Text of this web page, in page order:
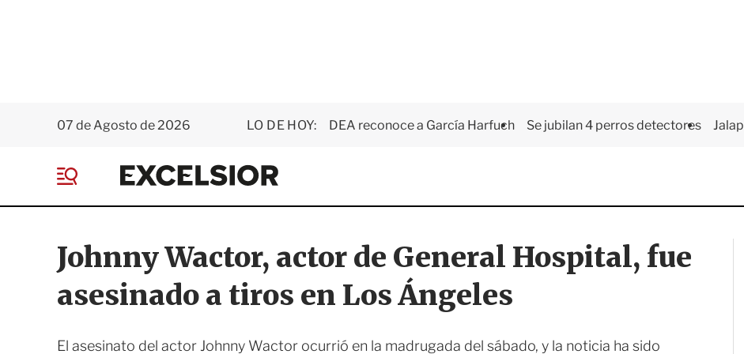
07 de Agosto de 2026 LO DE HOY: DEA reconoce a García Harfuch Se jubilan 4 perros detectores
E
x
e
i
o
e
Johnny Wactor, actor de General Hospital, fue
asesinado a tiros en Los Ángeles
El asesinato del actor Johnny Wactor ocurrió en la madrugada del sábado, y la noticia ha sido